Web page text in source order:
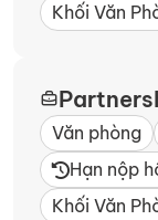
Khối Văn
Văn phòng
Hạn nộp
Khối Văn